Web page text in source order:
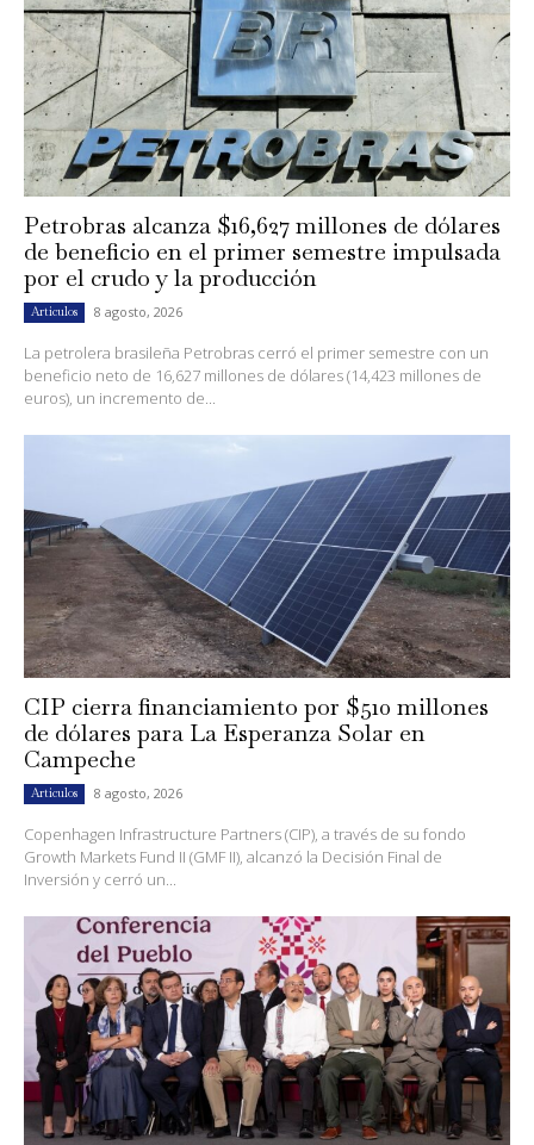
Petrobras alcanza $16,627 millones de dólares
de beneficio en el primer semestre impulsada
por el crudo y la producción
Artículos 8 agosto, 2026
La petrolera brasileña Petrobras cerró el primer semestre con un
beneficio neto de 16,627 millones de dólares (14,423 millones de
euros), un incremento de...
CIP cierra financiamiento por $510 millones
de dólares para La Esperanza Solar en
Campeche
Artículos 8 agosto, 2026
Copenhagen Infrastructure Partners (CIP), a través de su fondo
Growth Markets Fund II (GMF II), alcanzó la Decisión Final de
Inversión y cerró un...